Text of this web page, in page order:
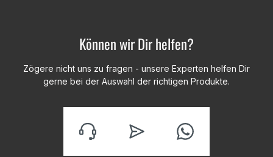
Können wir Dir helfen?
Zögere nicht uns zu fragen - unsere Experten helfen Dir
gerne bei der Auswahl der richtigen Produkte.